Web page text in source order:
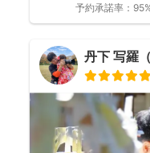
予約承諾率：
丹下 写羅